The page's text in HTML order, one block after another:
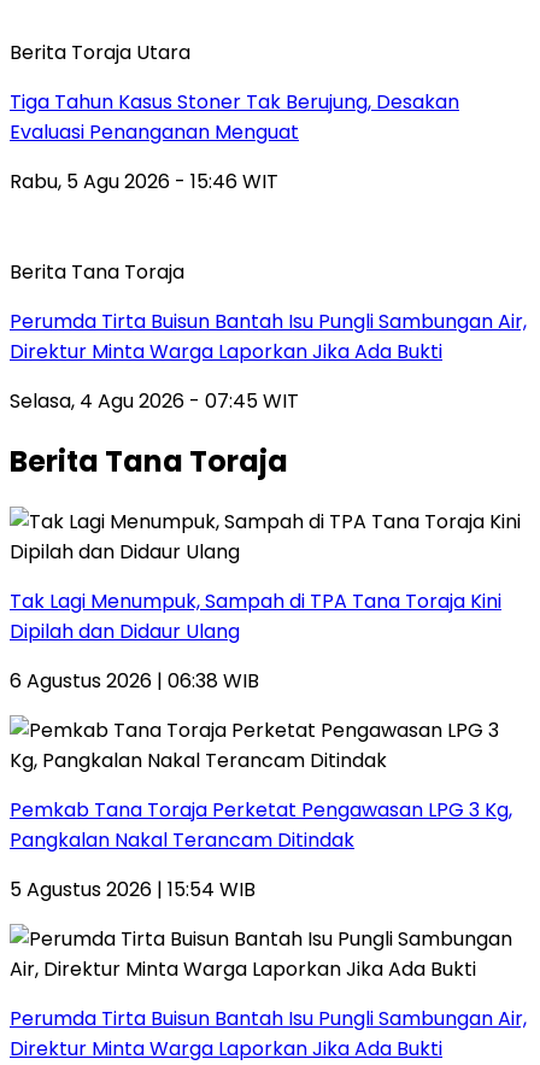
Berita Toraja Utara
Tiga Tahun Kasus Stoner Tak Berujung, Desakan
Evaluasi Penanganan Menguat
Rabu, 5 Agu 2026 - 15:46 WIT
Berita Tana Toraja
Perumda Tirta Buisun Bantah Isu Pungli Sambungan Air,
Direktur Minta Warga Laporkan Jika Ada Bukti
Selasa, 4 Agu 2026 - 07:45 WIT
Berita Tana Toraja
Tak Lagi Menumpuk, Sampah di TPA Tana Toraja Kini
Dipilah dan Didaur Ulang
6 Agustus 2026 | 06:38 WIB
Pemkab Tana Toraja Perketat Pengawasan LPG 3 Kg,
Pangkalan Nakal Terancam Ditindak
5 Agustus 2026 | 15:54 WIB
Perumda Tirta Buisun Bantah Isu Pungli Sambungan Air,
Direktur Minta Warga Laporkan Jika Ada Bukti